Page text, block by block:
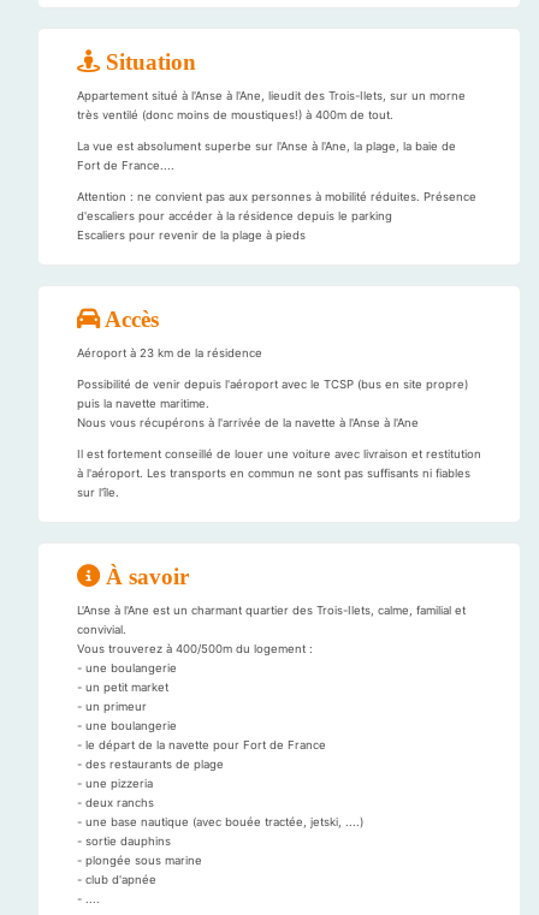
Situation
Appartement situé à l'Anse à l'Ane, lieudit des Trois-Ilets, sur un morne
très ventilé (donc moins de moustiques!) à 400m de tout.
La vue est absolument superbe sur l'Anse à l'Ane, la plage, la baie de
Fort de France....
Attention : ne convient pas aux personnes à mobilité réduites. Présence
d'escaliers pour accéder à la résidence depuis le parking
Escaliers pour revenir de la plage à pieds
Accès
Aéroport à 23 km de la résidence
Possibilité de venir depuis l'aéroport avec le TCSP (bus en site propre)
puis la navette maritime.
Nous vous récupérons à l'arrivée de la navette à l'Anse à l'Ane
Il est fortement conseillé de louer une voiture avec livraison et restitution
à l'aéroport. Les transports en commun ne sont pas suffisants ni fiables
sur l'île.
À savoir
L'Anse à l'Ane est un charmant quartier des Trois-Ilets, calme, familial et
convivial.
Vous trouverez à 400/500m du logement :
- une boulangerie
- un petit market
- un primeur
- une boulangerie
- le départ de la navette pour Fort de France
- des restaurants de plage
- une pizzeria
- deux ranchs
- une base nautique (avec bouée tractée, jetski, ....)
- sortie dauphins
- plongée sous marine
- club d'apnée
- ....